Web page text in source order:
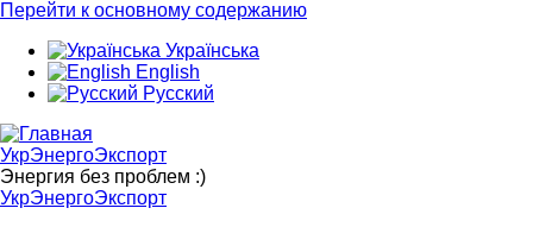
Перейти к основному содержанию
Українська
English
Русский
УкрЭнергоЭкспорт
Энергия без проблем :)
УкрЭнергоЭкспорт